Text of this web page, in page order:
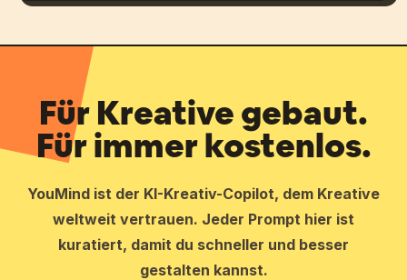
Für Kreative gebaut.
Für immer kostenlos.
YouMind ist der KI-Kreativ-Copilot, dem Kreative
weltweit vertrauen. Jeder Prompt hier ist
kuratiert, damit du schneller und besser
gestalten kannst.